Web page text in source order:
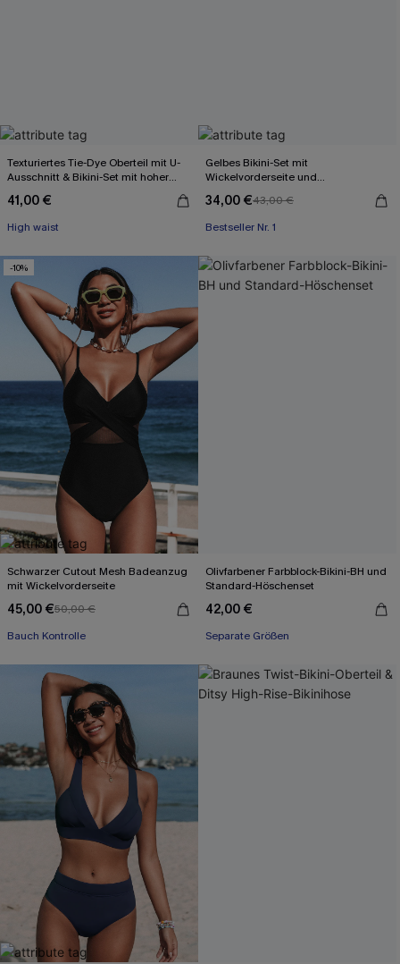
Texturiertes Tie-Dye Oberteil mit U-
Ausschnitt & Bikini-Set mit hoher
41,00 €
High waist
Gelbes Bikini-Set mit
Wickelvorderseite und
34,00 €43,00 €
Bestseller Nr. 1
-10%
Schwarzer Cutout Mesh Badeanzug
mit Wickelvorderseite
45,00 €50,00 €
Bauch Kontrolle
Olivfarbener Farbblock-Bikini-BH und
Standard-Höschenset
42,00 €
Separate Größen